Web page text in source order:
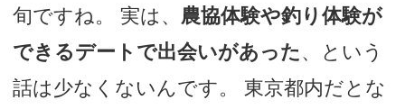
旬ですね。 実は、 農協体験や釣り体験が
できるデートで出会いがあった 、という
話は少なくないんです。 東京都内だとな